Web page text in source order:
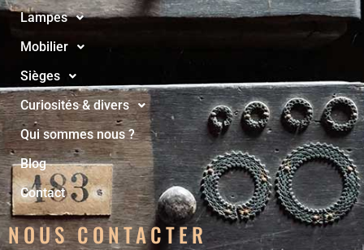
Lampes
Mobilier
Sièges
Curiosités & divers
Qui sommes nous ?
Blog
Contact
NOUS CONTACTER